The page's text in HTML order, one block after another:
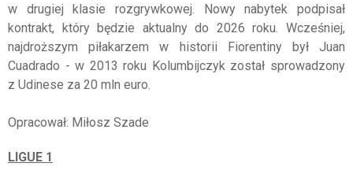
w drugiej klasie rozgrywkowej. Nowy nabytek podpisał
kontrakt, który będzie aktualny do 2026 roku. Wcześniej,
najdroższym piłakarzem w historii Fiorentiny był Juan
Cuadrado - w 2013 roku Kolumbijczyk został sprowadzony
z Udinese za 20 mln euro.
Opracował: Miłosz Szade
LIGUE 1